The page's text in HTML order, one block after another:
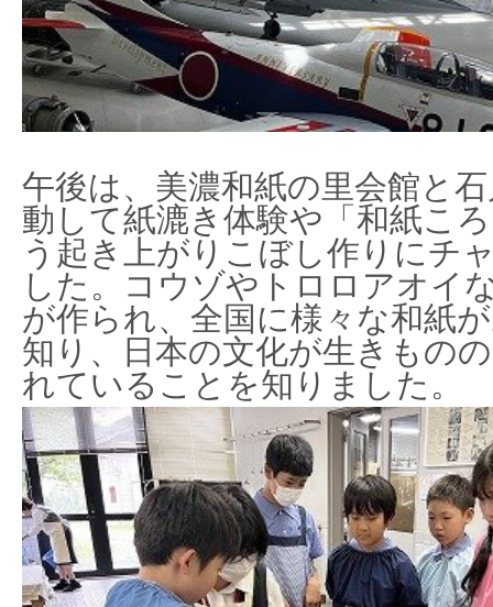
午後は、美濃和紙の里会館と
動して紙漉き体験や「和紙こ
う起き上がりこぼし作りにチ
した。コウゾやトロロアオイ
が作られ、全国に様々な和紙
知り、日本の文化が生きもの
れていることを知りました。